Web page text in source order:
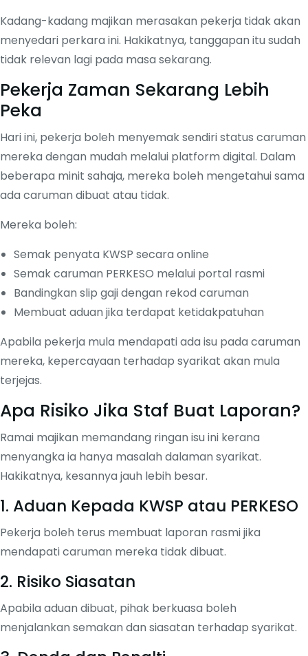
Kadang-kadang majikan merasakan pekerja tidak akan
menyedari perkara ini. Hakikatnya, tanggapan itu sudah
tidak relevan lagi pada masa sekarang.
Pekerja Zaman Sekarang Lebih
Peka
Hari ini, pekerja boleh menyemak sendiri status caruman
mereka dengan mudah melalui platform digital. Dalam
beberapa minit sahaja, mereka boleh mengetahui sama
ada caruman dibuat atau tidak.
Mereka boleh:
Semak penyata KWSP secara online
Semak caruman PERKESO melalui portal rasmi
Bandingkan slip gaji dengan rekod caruman
Membuat aduan jika terdapat ketidakpatuhan
Apabila pekerja mula mendapati ada isu pada caruman
mereka, kepercayaan terhadap syarikat akan mula
terjejas.
Apa Risiko Jika Staf Buat Laporan?
Ramai majikan memandang ringan isu ini kerana
menyangka ia hanya masalah dalaman syarikat.
Hakikatnya, kesannya jauh lebih besar.
1. Aduan Kepada KWSP atau PERKESO
Pekerja boleh terus membuat laporan rasmi jika
mendapati caruman mereka tidak dibuat.
2. Risiko Siasatan
Apabila aduan dibuat, pihak berkuasa boleh
menjalankan semakan dan siasatan terhadap syarikat.